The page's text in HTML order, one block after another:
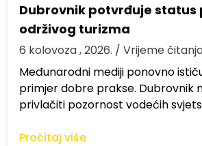
Dubrovnik potvrđuje status
održivog turizma
6 kolovoza , 2026. / Vrijeme
Međunarodni mediji ponovno
primjer dobre prakse. Dubrovnik
privlačiti pozornost vodećih
Pročitaj više